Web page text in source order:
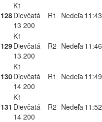
128
K1
Dievčatá
13 200
R1 Nedeľa11:43
129
K1
Dievčatá
13 200
R2 Nedeľa11:46
130
K1
Dievčatá
14 200
R1 Nedeľa11:49
131
K1
Dievčatá
14 200
R2 Nedeľa11:52